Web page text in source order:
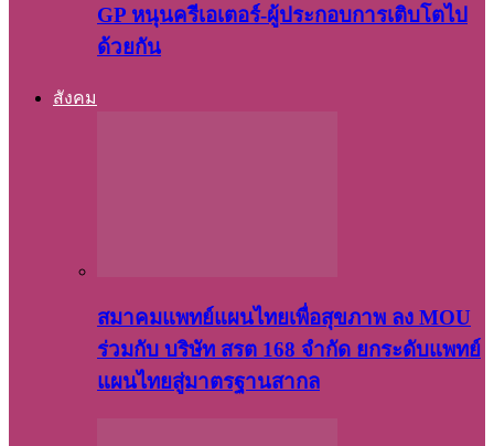
GP หนุนครีเอเตอร์-ผู้ประกอบการเติบโตไป
ด้วยกัน
สังคม
สมาคมแพทย์แผนไทยเพื่อสุขภาพ ลง MOU
ร่วมกับ บริษัท สรต 168 จำกัด ยกระดับแพทย์
แผนไทยสู่มาตรฐานสากล